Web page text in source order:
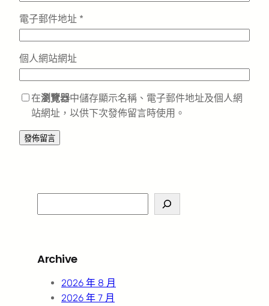
電子郵件地址 *
個人網站網址
在瀏覽器中儲存顯示名稱、電子郵件地址及個人網
站網址，以供下次發佈留言時使用。
e
c
Archive
2026 年 8 月
2026 年 7 月